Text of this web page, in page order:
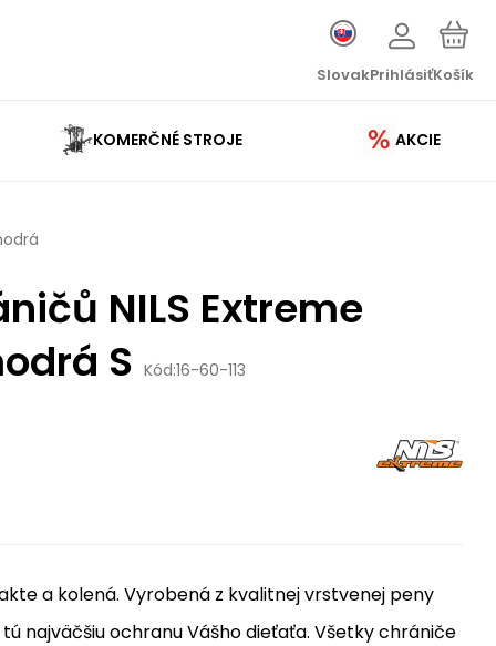
SlovakPrihlásiťKošík
KOMERČNÉ STROJE AKCIE
NILS Extreme
S Kód:16-60-113
a kolená. Vyrobená z kvalitnej vrstvenej peny
najväčšiu ochranu Vášho dieťaťa. Všetky chrániče